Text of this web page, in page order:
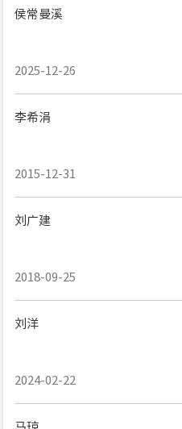
侯常曼溪
2025-12-26
李希涓
2015-12-31
刘广建
2018-09-25
刘洋
2024-02-22